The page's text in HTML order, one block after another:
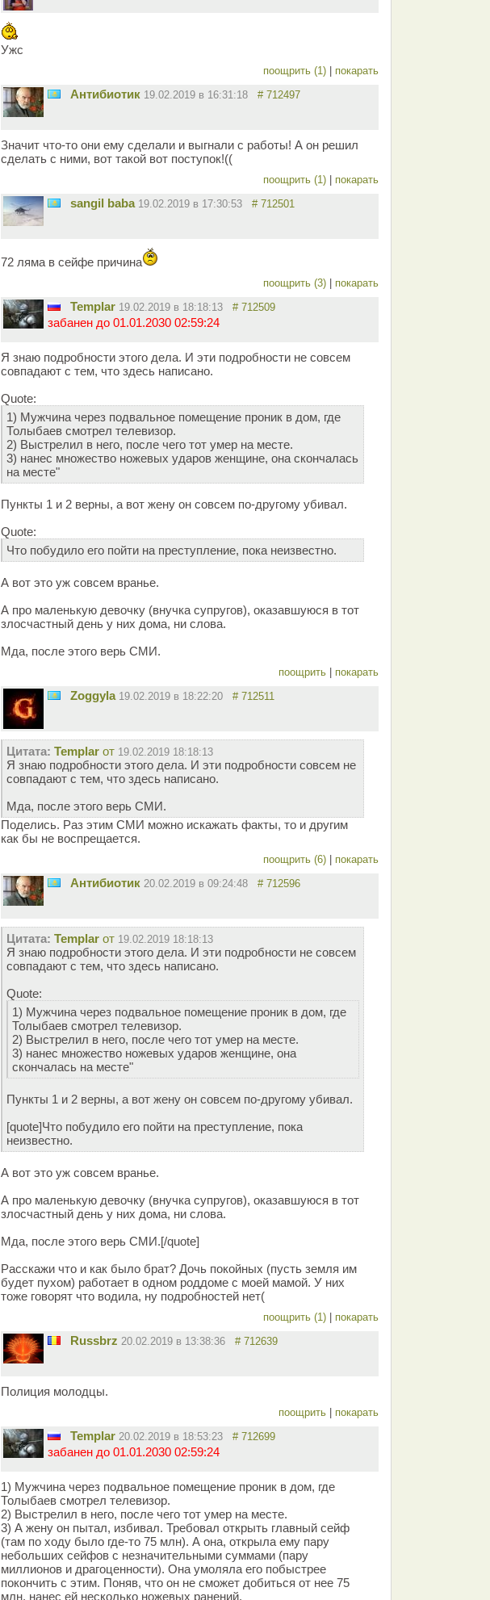
Ужс
поощрить (1) покарать
Антибиотик 19.02.2019 в 16:31:18 # 712497
Значит что-то они ему сделали и выгнали с работы! А он решил
сделать с ними, вот такой вот поступок!((
поощрить (1) покарать
sangil baba 19.02.2019 в 17:30:53 # 712501
72 ляма в сейфе причина
поощрить (3) покарать
Templar 19.02.2019 в 18:18:13 # 712509
забанен до 01.01.2030 02:59:24
Я знаю подробности этого дела. И эти подробности не совсем
совпадают с тем, что здесь написано.
Quote:
1) Мужчина через подвальное помещение проник в дом, где
Толыбаев смотрел телевизор.
2) Выстрелил в него, после чего тот умер на месте.
3) нанес множество ножевых ударов женщине, она скончалась
на месте"
Пункты 1 и 2 верны, а вот жену он совсем по-другому убивал.
Quote:
Что побудило его пойти на преступление, пока неизвестно.
А вот это уж совсем вранье.
А про маленькую девочку (внучка супругов), оказавшуюся в тот
злосчастный день у них дома, ни слова.
Мда, после этого верь СМИ.
поощрить покарать
Zoggyla 19.02.2019 в 18:22:20 # 712511
Цитата: Templar от 19.02.2019 18:18:13
Я знаю подробности этого дела. И эти подробности совсем не
совпадают с тем, что здесь написано.
Мда, после этого верь СМИ.
Поделись. Раз этим СМИ можно искажать факты, то и другим
как бы не воспрещается.
поощрить (6) покарать
Антибиотик 20.02.2019 в 09:24:48 # 712596
Цитата: Templar от 19.02.2019 18:18:13
Я знаю подробности этого дела. И эти подробности не совсем
совпадают с тем, что здесь написано.
Quote:
1) Мужчина через подвальное помещение проник в дом, где
Толыбаев смотрел телевизор.
2) Выстрелил в него, после чего тот умер на месте.
3) нанес множество ножевых ударов женщине, она
скончалась на месте"
Пункты 1 и 2 верны, а вот жену он совсем по-другому убивал.
[quote]Что побудило его пойти на преступление, пока
неизвестно.
А вот это уж совсем вранье.
А про маленькую девочку (внучка супругов), оказавшуюся в тот
злосчастный день у них дома, ни слова.
Мда, после этого верь СМИ.[/quote]
Расскажи что и как было брат? Дочь покойных (пусть земля им
будет пухом) работает в одном роддоме с моей мамой. У них
тоже говорят что водила, ну подробностей нет(
поощрить (1) покарать
Russbrz 20.02.2019 в 13:38:36 # 712639
Полиция молодцы.
поощрить покарать
Templar 20.02.2019 в 18:53:23 # 712699
забанен до 01.01.2030 02:59:24
1) Мужчина через подвальное помещение проник в дом, где
Толыбаев смотрел телевизор.
2) Выстрелил в него, после чего тот умер на месте.
3) А жену он пытал, избивал. Требовал открыть главный сейф
(там по ходу было где-то 75 млн). А она, открыла ему пару
небольших сейфов с незначительными суммами (пару
миллионов и драгоценности). Она умоляла его побыстрее
покончить с этим. Поняв, что он не сможет добиться от нее 75
млн, нанес ей несколько ножевых ранений.